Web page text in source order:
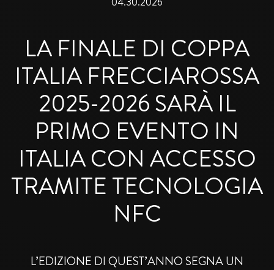
LA FINALE DI COPPA
ITALIA FRECCIAROSSA
2025-2026 SARÀ IL
PRIMO EVENTO IN
ITALIA CON ACCESSO
TRAMITE TECNOLOGIA
NFC
L’EDIZIONE DI QUEST’ANNO SEGNA UN